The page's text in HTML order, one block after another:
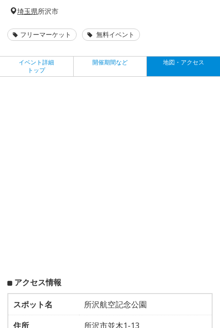
埼玉県所沢市
フリーマーケット 無料イベント
イベント詳細
トップ
開催期間など 地図・アクセス
アクセス情報
スポット名
所沢航空記念公園
住所
所沢市並木1-13